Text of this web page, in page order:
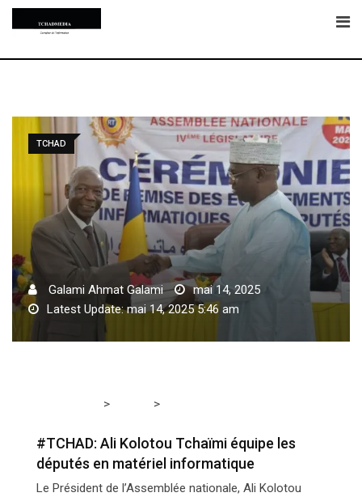
Skip
TCHAD
Galami Ahmat Galami
mai 14, 2025
Latest Update: mai 14, 2025 5:46 am
> >
#TCHAD: Ali Kolotou Tchaïmi équipe les
députés en matériel informatique
Le Président de l’Assemblée nationale, Ali Kolotou